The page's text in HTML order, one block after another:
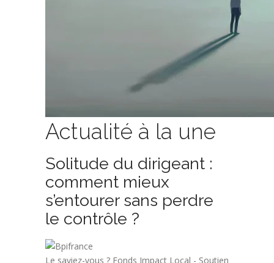
Actualité à la une
Solitude du dirigeant :
comment mieux
s’entourer sans perdre
le contrôle ?
Le saviez-vous ? Fonds Impact Local - Soutien